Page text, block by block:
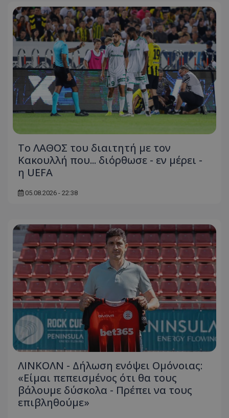
Το ΛΑΘΟΣ του διαιτητή με τον
Κακουλλή που... διόρθωσε - εν μέρει -
η UEFA
05.08.2026 - 22:38
ΛΙΝΚΟΛΝ - Δήλωση ενόψει Ομόνοιας:
«Είμαι πεπεισμένος ότι θα τους
βάλουμε δύσκολα - Πρέπει να τους
επιβληθούμε»